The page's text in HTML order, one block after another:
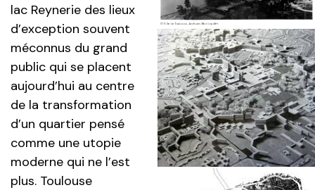
lac Reynerie des lieux
d’exception souvent
méconnus du grand
public qui se placent
aujourd’hui au centre
de la transformation
d’un quartier pensé
comme une utopie
moderne qui ne l’est
plus. Toulouse